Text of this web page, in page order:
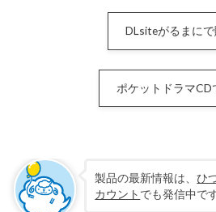
DLsiteがるまにで
ポケットドラマCD
製品の最新情報は、ひ
カウント でも発信中で